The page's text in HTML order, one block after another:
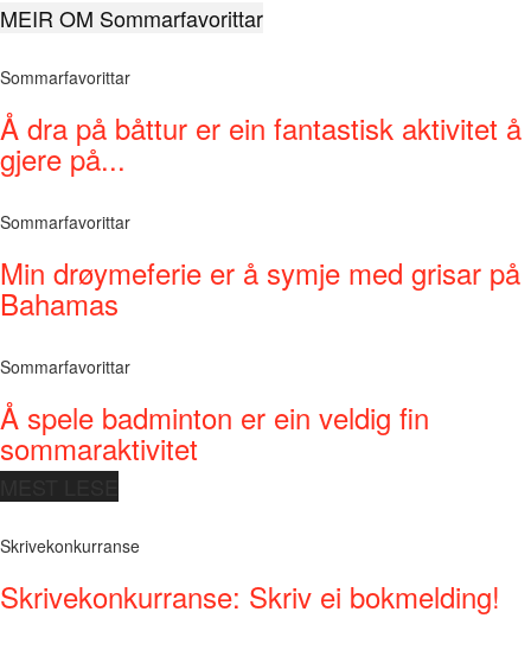
MEIR OM Sommarfavorittar
Sommarfavorittar
Å dra på båttur er ein fantastisk aktivitet å
gjere på...
Sommarfavorittar
Min drøymeferie er å symje med grisar på
Bahamas
Sommarfavorittar
Å spele badminton er ein veldig fin
sommaraktivitet
Skrivekonkurranse
Skrivekonkurranse: Skriv ei bokmelding!